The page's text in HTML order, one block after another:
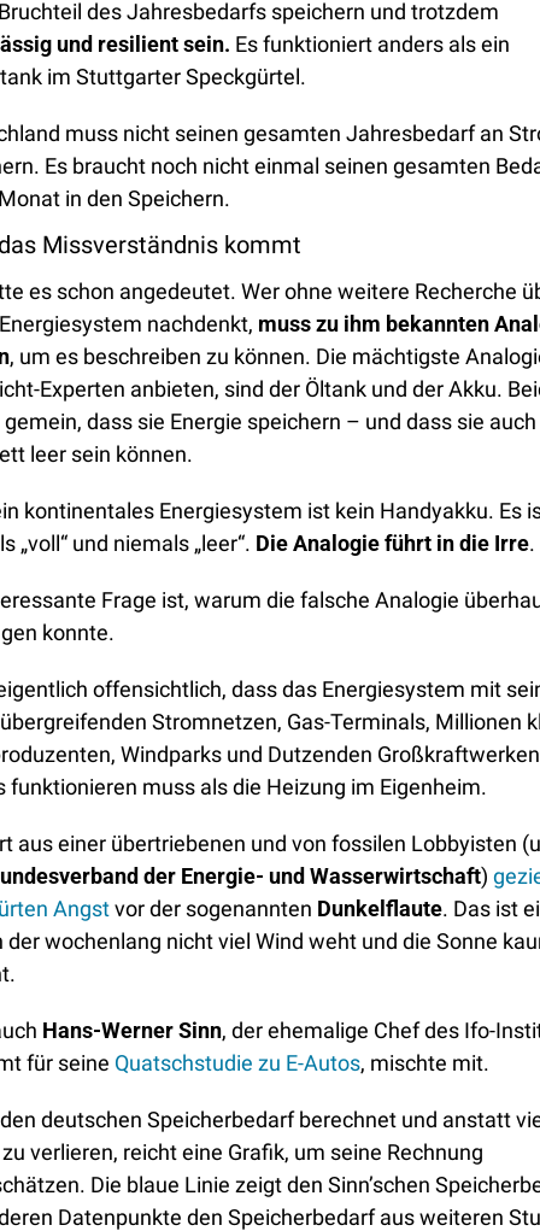
des Jahresbedarfs speichern und trotzdem
und resilient sein. Es funktioniert anders als ein
im Stuttgarter Speckgürtel.
muss nicht seinen gesamten Jahresbedarf an
Es braucht noch nicht einmal seinen gesamten
in den Speichern.
Missverständnis kommt
es schon angedeutet. Wer ohne weitere Recherche
nachdenkt, muss zu ihm bekannten
, um es beschreiben zu können. Die mächtigste
Experten anbieten, sind der Öltank und der Akku.
dass sie Energie speichern – und dass sie
leer sein können.
kontinentales Energiesystem ist kein Handyakku. Es
„voll“ und niemals „leer“. Die Analogie führt in die Irre.
Frage ist, warum die falsche Analogie
konnte.
offensichtlich, dass das Energiesystem mit
Stromnetzen, Gas-Terminals, Millionen
Windparks und Dutzenden Großkraftwerken
funktionieren muss als die Heizung im Eigenheim.
aus einer übertriebenen und von fossilen Lobbyisten
der Energie- und Wasserwirtschaft)
Angst vor der sogenannten Dunkelflaute. Das ist
der wochenlang nicht viel Wind weht und die Sonne
Hans-Werner Sinn, der ehemalige Chef des Ifo-
für seine Quatschstudie zu E-Autos, mischte mit.
deutschen Speicherbedarf berechnet und anstatt
verlieren, reicht eine Grafik, um seine Rechnung
Die blaue Linie zeigt den Sinn’schen
Datenpunkte den Speicherbedarf aus weiteren